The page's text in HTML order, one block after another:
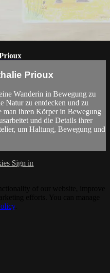
Prioux
Wanderin in Bewegung zu
Natur zu entdecken und zu
man ihren Körper in Bewegung
und die Details ihrer
um Haltung, Bewegung und
Sign in
.